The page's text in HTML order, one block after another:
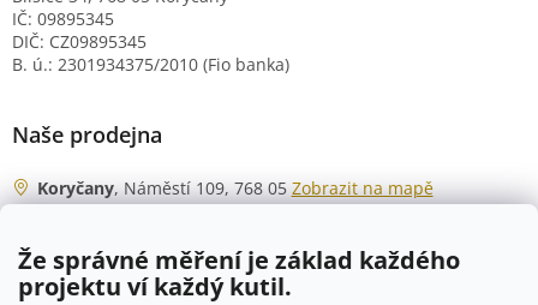
Že správné měření je základ každého
projektu ví každý kutil.
IČ: 09895345
DIČ: CZ09895345
B. ú.: 2301934375/2010 (Fio banka)
Naše prodejna
Koryčany, Náměstí 109, 768 05 Zobrazit na mapě
Po - Čt
06:00 - 07:00
07:30 - 15:30